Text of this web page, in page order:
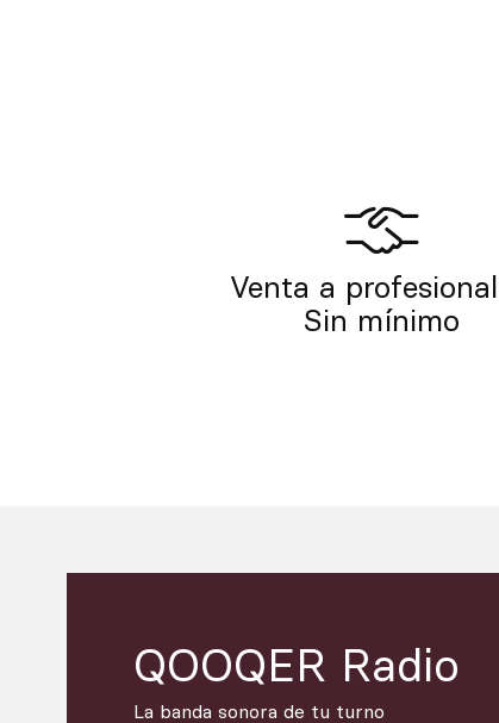
Venta a
Sin mínimo
QOOQER Radio
La banda sonora de tu turno